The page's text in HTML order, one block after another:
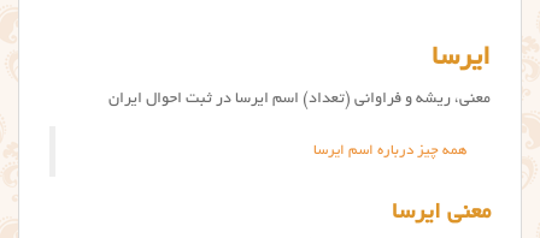
ایرسا
معنی، ریشه و فراوانی (تعداد) اسم ایرسا در ثبت احوال ایران
همه چیز درباره اسم ایرسا
معنی ایرسا